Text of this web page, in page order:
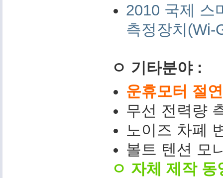
2010 국제 스
측정장치(Wi-
ㅇ 기타분야 :
운휴모터 절
무선 전력량
노이즈 차폐
볼트 텐션 모
ㅇ 자체 제작